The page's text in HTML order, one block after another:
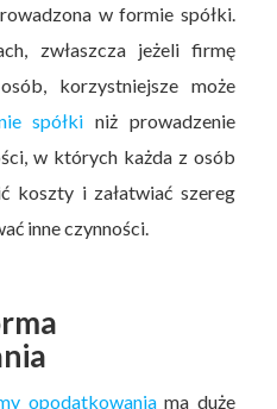
w formie spółki.
zwłaszcza jeżeli firmę
korzystniejsze może
spółki niż prowadzenie
w których każda z osób
koszty i załatwiać szereg
inne czynności.
opodatkowaniama duże